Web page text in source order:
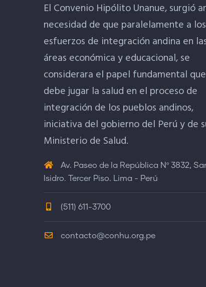
El Convenio Hipólito Unanue, surgió
necesidad de que paralelamente a los
esfuerzos de integración andina en
áreas económica y educacional, se
considerara el papel fundamental que
debe jugar la salud en el proceso de
integración de los pueblos andinos,
iniciativa del gobierno del Perú y de
Ministerio de Salud.
Av. Paseo de la República Nº 3832,
Isidro. Tercer Piso. Lima - Perú
(511) 611-3700
contacto@conhu.org.pe